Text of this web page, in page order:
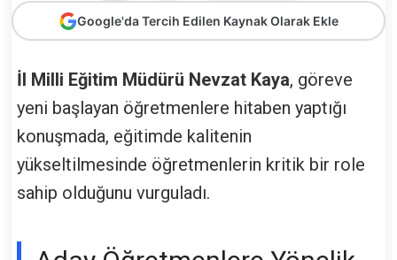
Google'da Tercih Edilen Kaynak Olarak Ekle
İl Milli Eğitim Müdürü Nevzat Kaya, göreve
yeni başlayan öğretmenlere hitaben yaptığı
konuşmada, eğitimde kalitenin
yükseltilmesinde öğretmenlerin kritik bir role
sahip olduğunu vurguladı.